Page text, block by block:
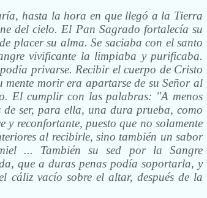
hasta la hora en que llegó a la Tierra
del cielo. El Pan Sagrado fortalecía su
placer su alma. Se saciaba con el santo
vivificante la limpiaba y purificaba.
privarse. Recibir el cuerpo de Cristo
morir era apartarse de su Señor al
El cumplir con las palabras: "A menos
ser, para ella, una dura prueba, como
y reconfortante, puesto que no solamente
al recibirle, sino también un sabor
... También su sed por la Sangre
que a duras penas podía soportarla, y
cáliz vacío sobre el altar, después de la